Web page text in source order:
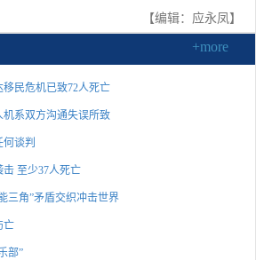
【编辑：应永凤】
+more
民危机已致72人死亡
系双方沟通失误所致
谈判
至少37人死亡
三角”矛盾交织冲击世界
亡
部”